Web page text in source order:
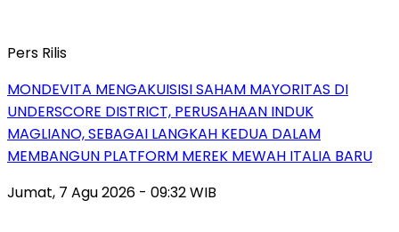
Pers Rilis
MONDEVITA MENGAKUISISI SAHAM MAYORITAS DI
UNDERSCORE DISTRICT, PERUSAHAAN INDUK
MAGLIANO, SEBAGAI LANGKAH KEDUA DALAM
MEMBANGUN PLATFORM MEREK MEWAH ITALIA BARU
Jumat, 7 Agu 2026 - 09:32 WIB